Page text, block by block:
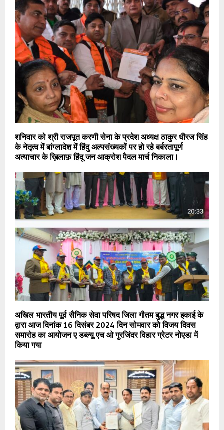
शनिवार को श्री राजपूत करणी सेना के प्रदेश अध्यक्ष ठाकुर धीरज सिंह
के नेतृत्व में बांग्लादेश में हिंदु अल्पसंख्यकों पर हो रहे बर्बरतापूर्ण
अत्याचार के ख़िलाफ़ हिंदू जन आक्रोश पैदल मार्च निकाला।
अखिल भारतीय पूर्व सैनिक सेवा परिषद जिला गौतम बुद्ध नगर इकाई के
द्वारा आज दिनांक 16 दिसंबर 2024 दिन सोमवार को विजय दिवस
समारोह का आयोजन ए डब्ल्यू एच ओ गुरजिंदर विहार ग्रेटर नोएडा में
किया गया